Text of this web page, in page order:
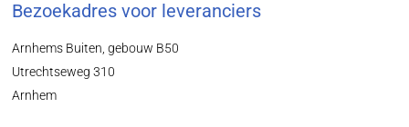
Bezoekadres voor leveranciers
Arnhems Buiten, gebouw B50
Utrechtseweg 310
Arnhem